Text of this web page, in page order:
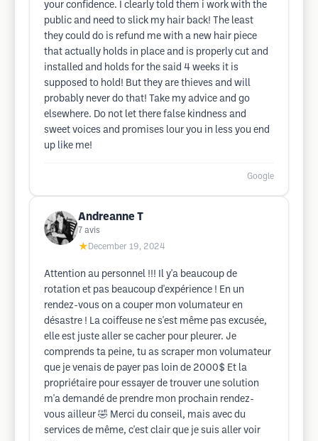
your confidence. I clearly told them i work with the
public and need to slick my hair back! The least
they could do is refund me with a new hair piece
that actually holds in place and is properly cut and
installed and holds for the said 4 weeks it is
supposed to hold! But they are thieves and will
probably never do that! Take my advice and go
elsewhere. Do not let there false kindness and
sweet voices and promises lour you in less you end
up like me!
Google
Andreanne T
7 avis
★ December 19, 2024
Attention au personnel !!! Il y'a beaucoup de
rotation et pas beaucoup d'expérience ! En un
rendez-vous on a couper mon volumateur en
désastre ! La coiffeuse ne s'est même pas excusée,
elle est juste aller se cacher pour pleurer. Je
comprends ta peine, tu as scraper mon volumateur
que je venais de payer pas loin de 2000$ Et la
propriétaire pour essayer de trouver une solution
m'a demandé de prendre mon prochain rendez-
vous ailleur 🤣 Merci du conseil, mais avec du
services de même, c'est clair que je suis aller voir